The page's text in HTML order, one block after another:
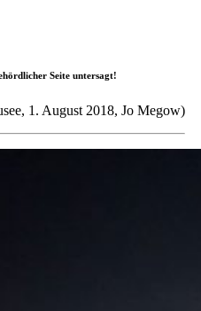
Seite untersagt!
1. August 2018, Jo Megow)